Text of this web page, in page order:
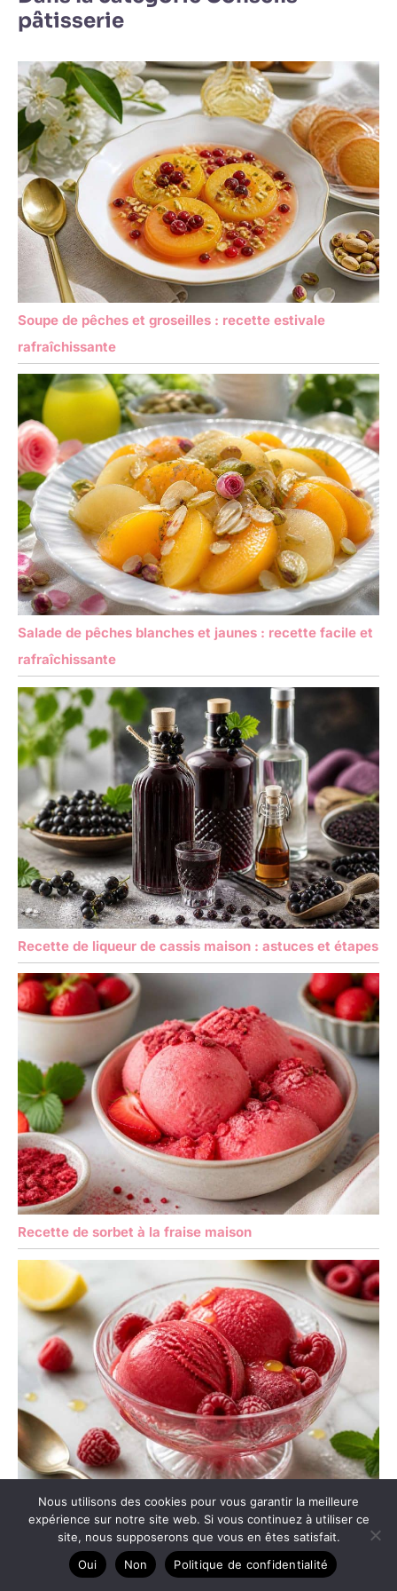
pâtisserie
Soupe de pêches et groseilles : recette estivale
rafraîchissante
Salade de pêches blanches et jaunes : recette facile et
rafraîchissante
Recette de liqueur de cassis maison : astuces et étapes
Recette de sorbet à la fraise maison
Recette de sorbet à la framboise maison
Nous utilisons des cookies pour vous garantir la meilleure
expérience sur notre site web. Si vous continuez à utiliser ce
site, nous supposerons que vous en êtes satisfait.
Oui
Non Politique de confidentialité